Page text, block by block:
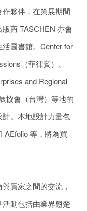
夥伴，在策展期間
商 TASCHEN 亦會
圖書館。Center for
（菲律賓）、
and Regional
協會（台灣）等地的
。本地設計力量包
AEfolio 等，將為買
買家之間的交流，
動包括由業界翹楚